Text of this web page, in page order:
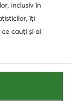
inclusiv în
îți
cauți și ai